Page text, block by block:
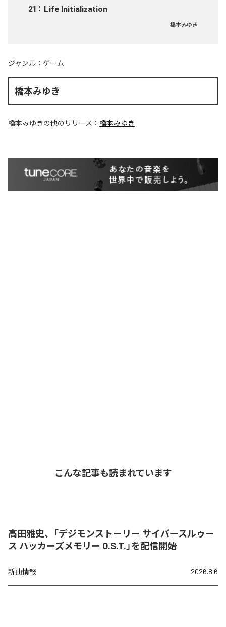
21 ： Life Initialization
橋本みゆき
ジャンル： ゲーム
橋本みゆき
橋本みゆきの他のリリース： 橋本みゆき
こんな記事も読まれています
高田雅史、「デジモンストーリー サイバースルゥー
ス ハッカーズメモリー O.S.T.」を配信開始
新曲情報 2026.8.6